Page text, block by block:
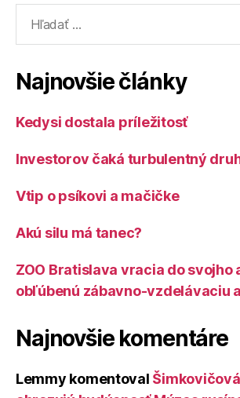
Najnovšie články
Kedysi dostala príležitosť
Investorov čaká turbulentný
Vtip o psíkovi a mačičke
Akú silu má tanec?
ZOO Bratislava vracia do svojho
obľúbenú zábavno-vzdelávaciu
Najnovšie komentáre
Lemmy komentoval